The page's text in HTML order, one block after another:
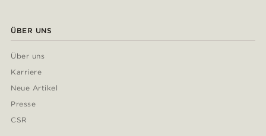
ÜBER UNS
Über uns
Karriere
Neue Artikel
Presse
CSR